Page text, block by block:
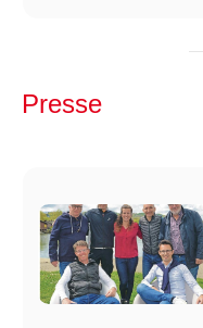
Presse